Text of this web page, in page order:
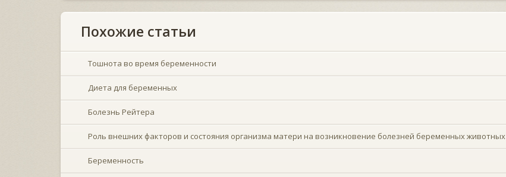
Похожие статьи
Тошнота во время беременности
Диета для беременных
Болезнь Рейтера
Роль внешних факторов и состояния организма матери на возникновение болезней беременных животных
Беременность